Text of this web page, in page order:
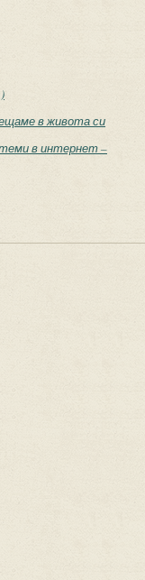
в живота си
в интернет –